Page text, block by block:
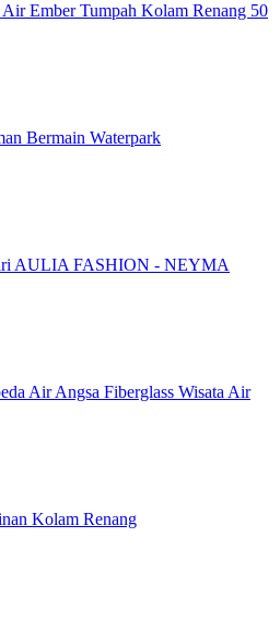
Air Ember Tumpah Kolam Renang 50
Bermain Waterpark
AULIA FASHION - NEYMA
Air Angsa Fiberglass Wisata Air
Kolam Renang